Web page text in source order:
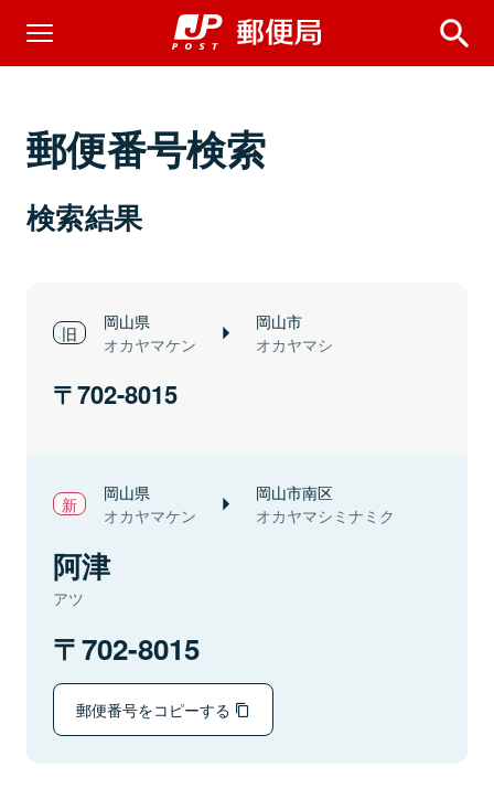
郵便番号検索
検索結果
岡山県
オカヤマケン
岡山市
オカヤマシ
702-8015
岡山県
オカヤマケン
岡山市南区
オカヤマシミナミク
阿津
アツ
702-8015
郵便番号をコピーする